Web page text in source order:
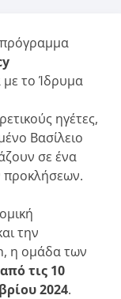
πρόγραμμα
με το Ίδρυμα
ηγέτες,
Βασίλειο
σε ένα
προκλήσεων.
την
η ομάδα των
από τις 10
2024.